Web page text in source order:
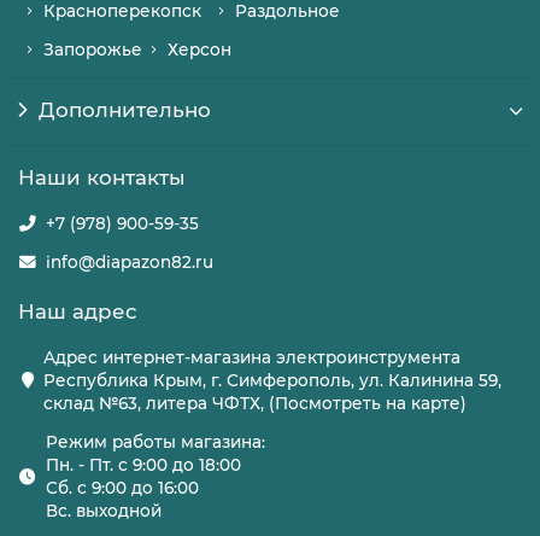
Красноперекопск
Раздольное
Запорожье
Херсон
Дополнительно
Наши контакты
+7 (978) 900-59-35
info@diapazon82.ru
Наш адрес
Адрес интернет-магазина электроинструмента
Республика Крым, г. Симферополь, ул. Калинина 59,
склад №63, литера ЧФТХ, (Посмотреть на карте)
Режим работы магазина:
Пн. - Пт. с 9:00 до 18:00
Сб. с 9:00 до 16:00
Вс. выходной